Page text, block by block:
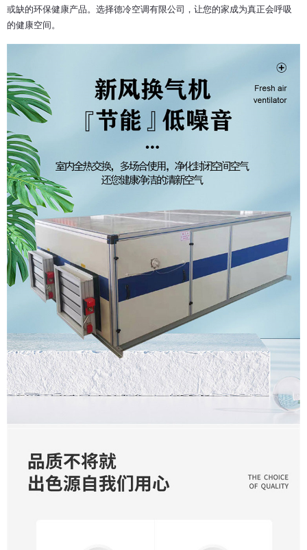
或缺的环保健康产品。选择德冷空调有限公司，让您的家成为真正会呼吸
的健康空间。